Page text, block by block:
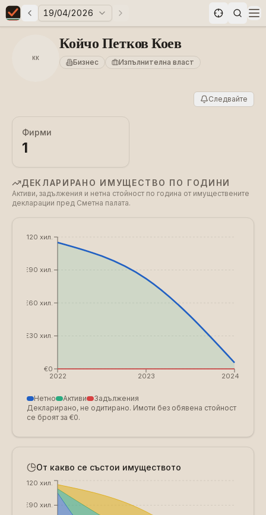
Elections in Bulgaria data statistics
Предни избори
19/04/2026 Следващи избори
КК
Койчо Петков Коев
Бизнес Изпълнителна власт
Следвайте
Фирми
1
ДЕКЛАРИРАНО ИМУЩЕСТВО ПО ГОДИНИ
Активи, задължения и нетна стойност по година от имуществените
декларации пред Сметна палата.
2022 2023 2024
€0
€30 хил.
€60 хил.
€90 хил.
€120 хил.
Нетно Активи
Задължения
Декларирано, не одитирано. Имоти без обявена стойност
се броят за €0.
От какво се състои имуществото
€90 хил.
€120 хил.